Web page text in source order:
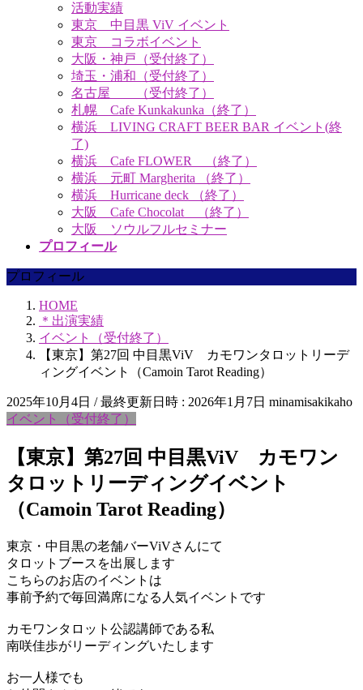
活動実績
東京 中目黒 ViV イベント
東京 コラボイベント
大阪・神戸（受付終了）
埼玉・浦和（受付終了）
名古屋 （受付終了）
札幌 Cafe Kunkakunka（終了）
横浜 LIVING CRAFT BEER BAR イベント(終
了)
横浜 Cafe FLOWER （終了）
横浜 元町 Margherita （終了）
横浜 Hurricane deck （終了）
大阪 Cafe Chocolat （終了）
大阪 ソウルフルセミナー
プロフィール
プロフィール
HOME
＊出演実績
イベント（受付終了）
【東京】第27回 中目黒ViV カモワンタロットリーデ
ィングイベント（Camoin Tarot Reading）
2025年10月4日 / 最終更新日時 : 2026年1月7日 minamisakikaho
イベント（受付終了）
【東京】第27回 中目黒ViV カモワン
タロットリーディングイベント
（Camoin Tarot Reading）
東京・中目黒の老舗バーViVさんにて
タロットブースを出展します
こちらのお店のイベントは
事前予約で毎回満席になる人気イベントです
カモワンタロット公認講師である私
南咲佳歩がリーディングいたします
お一人様でも